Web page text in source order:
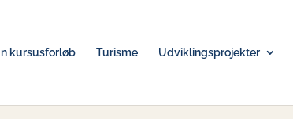
kursusforløb Turisme Udviklingsprojekter